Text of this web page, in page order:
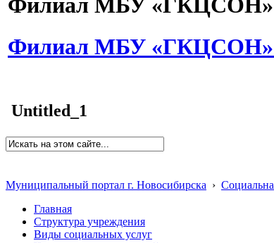
Филиал МБУ «ГКЦСОН»
Филиал МБУ «ГКЦСОН»
Untitled_1
Муниципальный портал г. Новосибирска ›
Главная
Структура учреждения
Виды социальных услуг